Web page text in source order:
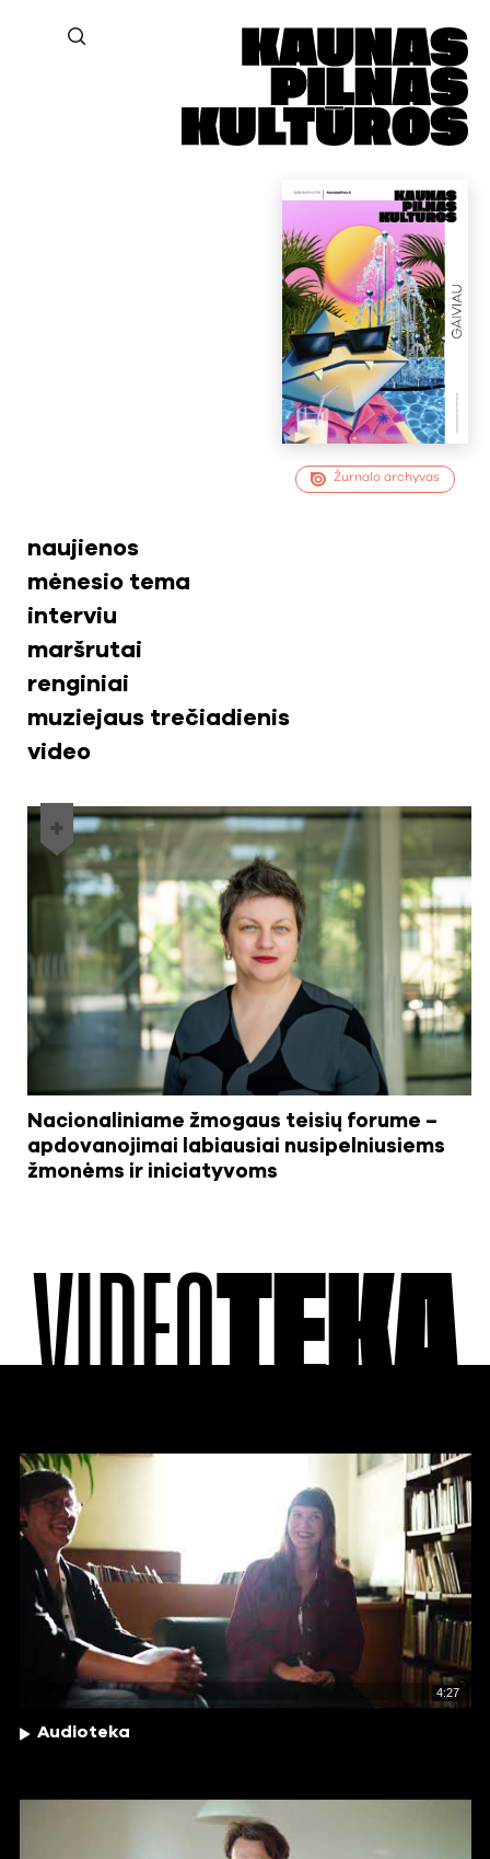
Žurnalo archyvas
Nacionaliniame žmogaus teisių forume –
apdovanojimai labiausiai nusipelniusiems
žmonėms ir iniciatyvoms
naujienos
mėnesio tema
interviu
maršrutai
renginiai
muziejaus trečiadienis
video
VIDEOTEKA
4:27
Audioteka